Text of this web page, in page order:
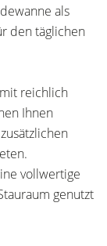
als
den täglichen
reichlich
Ihnen
vollwertige
genutzt